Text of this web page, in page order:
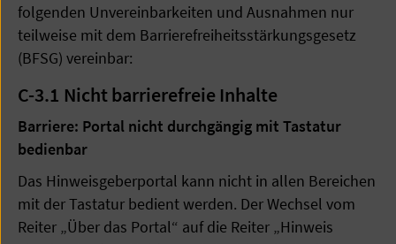
folgenden Unvereinbarkeiten und Ausnahmen nur
teilweise mit dem Barrierefreiheitsstärkungsgesetz
(BFSG) vereinbar:
C-3.1 Nicht barrierefreie Inhalte
Barriere: Portal nicht durchgängig mit Tastatur
bedienbar
Das Hinweisgeberportal kann nicht in allen Bereichen
mit der Tastatur bedient werden. Der Wechsel vom
Reiter „Über das Portal“ auf die Reiter „Hinweis